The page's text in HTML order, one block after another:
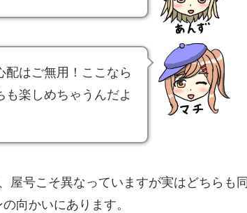
はご無用！ここなら
楽しめちゃうんだよ
屋号こそ異なっていますが実はどちらも同
向かいにあります。